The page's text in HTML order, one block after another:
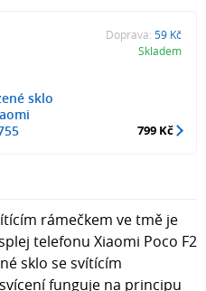
sklo
Doprava: 59 Kč
Skladem
799 Kč
rámečkem ve tmě je
telefonu Xiaomi Poco F2
sklo se svítícím
funguje na principu